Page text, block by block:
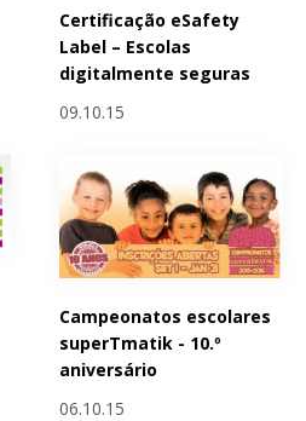
Certificação eSafety
Label – Escolas
digitalmente seguras
09.10.15
Campeonatos escolares
superTmatik - 10.º
aniversário
06.10.15